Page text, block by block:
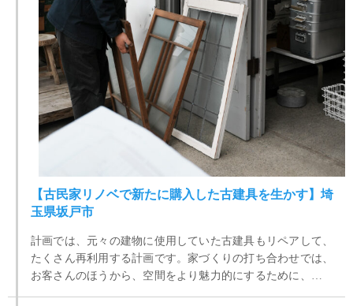
【古民家リノベで新たに購入した古建具を生かす】埼
玉県坂戸市
計画では、元々の建物に使用していた古建具もリペアして、
たくさん再利用する計画です。家づくりの打ち合わせでは、
お客さんのほうから、空間をより魅力的にするために、さら